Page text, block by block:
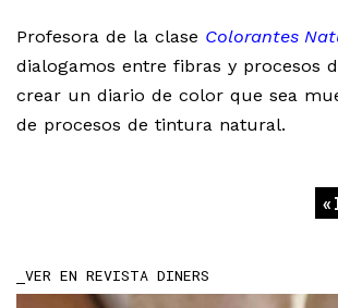
Profesora de la clase Colorantes
dialogamos entre fibras y procesos
crear un diario de color que sea
de procesos de tintura natural.
VER EN REVISTA DINERS